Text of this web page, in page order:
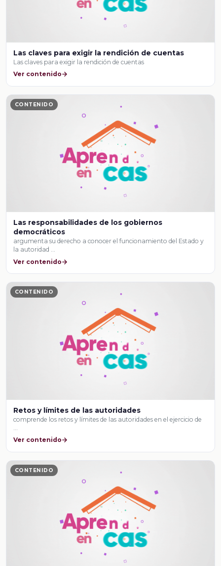
Las claves para exigir la rendición de cuentas
Las claves para exigir la rendición de cuentas
Ver contenido
CONTENIDO
Las responsabilidades de los gobiernos
democráticos
argumenta su derecho a conocer el funcionamiento del Estado y
la autoridad …
Ver contenido
CONTENIDO
Retos y límites de las autoridades
comprende los retos y límites de las autoridades en el ejercicio de
Ver contenido
CONTENIDO